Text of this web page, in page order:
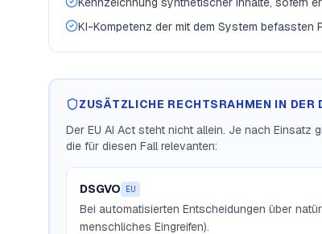
KI-Kompetenz der mit dem System befassten
ZUSÄTZLICHE RECHTSRAHMEN IN DER
Der EU AI Act steht nicht allein. Je nach Einsatz
die für diesen Fall relevanten:
DSGVO EU
Bei automatisierten Entscheidungen über
menschliches Eingreifen).